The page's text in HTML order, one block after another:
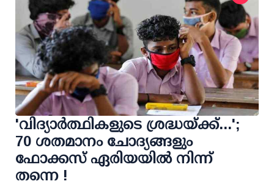
'വിദ്യാര്‍ത്ഥികളുടെ ശ്രദ്ധയ്ക്ക്...';
70 ശതമാനം ചോദ്യങ്ങളും
ഫോക്കസ് ഏരിയയില്‍ നിന്ന്
തന്നെ !